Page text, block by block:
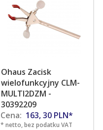
Ohaus Zacisk
wielofunkcyjny CLM-
MULTI2DZM -
30392209
Cena: 163,30 PLN*
* netto, bez podatku VAT